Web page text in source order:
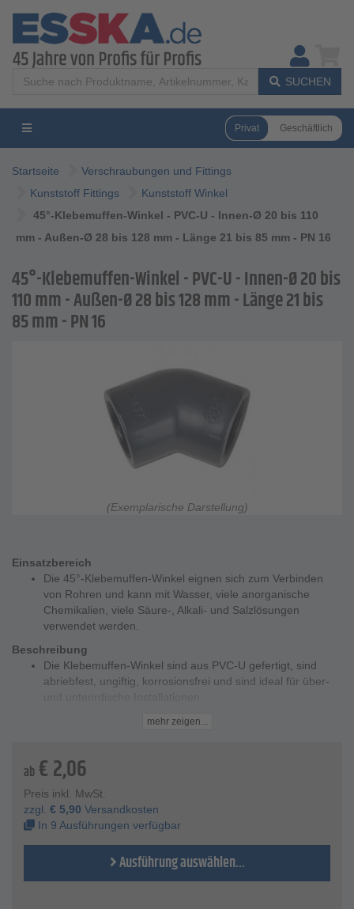
SUCHEN
Privat Geschäftlich
Startseite
Verschraubungen und Fittings
Kunststoff Fittings
Kunststoff Winkel
45°-Klebemuffen-Winkel - PVC-U - Innen-Ø 20 bis 110
mm - Außen-Ø 28 bis 128 mm - Länge 21 bis 85 mm - PN 16
45°-Klebemuffen-Winkel - PVC-U - Innen-Ø 20 bis
110 mm - Außen-Ø 28 bis 128 mm - Länge 21 bis
85 mm - PN 16
(Exemplarische Darstellung)
Einsatzbereich
Die 45°-Klebemuffen-Winkel eignen sich zum Verbinden
von Rohren und kann mit Wasser, viele anorganische
Chemikalien, viele Säure-, Alkali- und Salzlösungen
verwendet werden.
Beschreibung
Die Klebemuffen-Winkel sind aus PVC-U gefertigt, sind
abriebfest, ungiftig, korrosionsfrei und sind ideal für über-
Außen-Ø - 28 bis 128 mm
PN - 16
mehr zeigen...
ab €2,06
Preis inkl. MwSt.
zzgl. € 5,90 Versandkosten
In 9 Ausführungen verfügbar
Ausführung auswählen...